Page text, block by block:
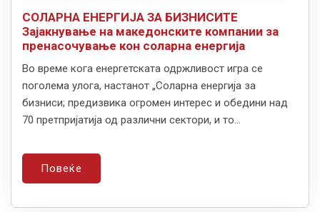
СОЛАРНА ЕНЕРГИЈА ЗА БИЗНИСИТЕ
Зајакнување на македонските компании за
пренасочување кон соларна енергија
Во време кога енергетската одржливост игра се
поголема улога, настанот „Соларна енергија за
бизниси; предизвика огромен интерес и обедини над
70 претпријатија од различни сектори, и то...
Повеќе